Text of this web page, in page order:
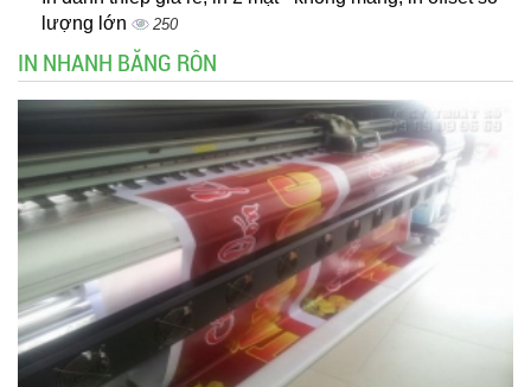
lượng lớn
250
IN NHANH BĂNG RÔN